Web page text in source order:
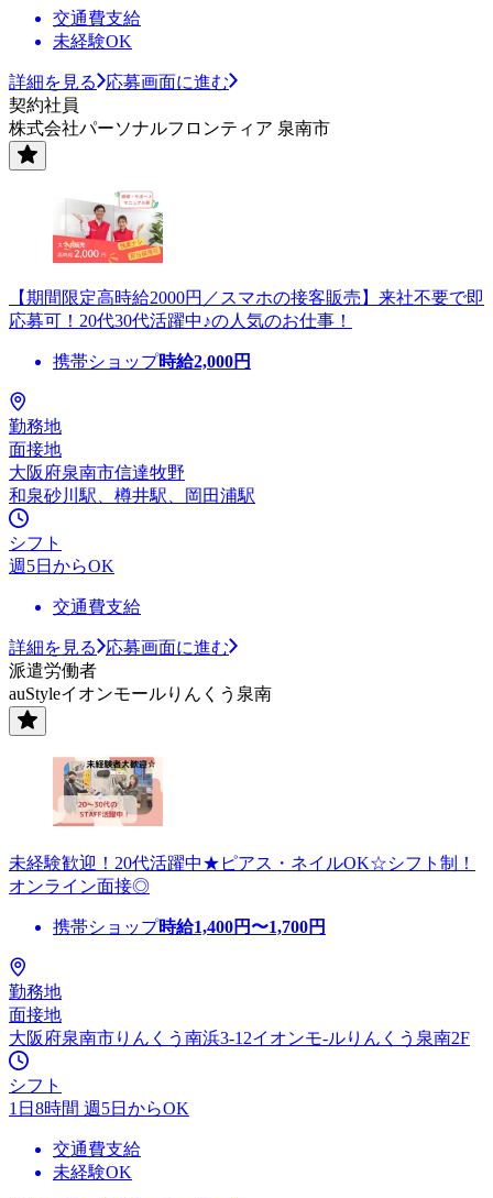
交通費支給
未経験OK
詳細を見る
応募画面に進む
契約社員
株式会社パーソナルフロンティア 泉南市
【期間限定高時給2000円／スマホの接客販売】来社不要で即
応募可！20代30代活躍中♪の人気のお仕事！
携帯ショップ時給2,000円
勤務地
面接地
大阪府泉南市信達牧野
和泉砂川駅、樽井駅、岡田浦駅
シフト
週5日からOK
交通費支給
詳細を見る
応募画面に進む
派遣労働者
auStyleイオンモールりんくう泉南
未経験歓迎！20代活躍中★ピアス・ネイルOK☆シフト制！
オンライン面接◎
携帯ショップ時給1,400円〜1,700円
勤務地
面接地
大阪府泉南市りんくう南浜3-12イオンモ-ルりんくう泉南2F
シフト
1日8時間 週5日からOK
交通費支給
未経験OK